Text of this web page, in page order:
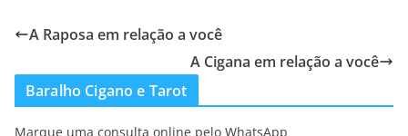
A Raposa em relação a você
A Cigana em relação a você
Baralho Cigano e Tarot
Marque uma consulta online pelo WhatsApp